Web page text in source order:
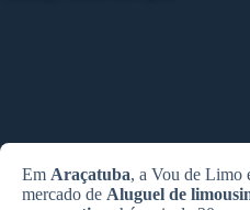
Em Araçatuba, a Vou de Limo
mercado de Aluguel de